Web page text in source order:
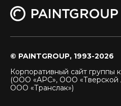
© PAINTGROUP, 1993-2026
Корпоративный сайт группы
(ООО «АРС», ООО «Тверской
ООО «Транслак»)